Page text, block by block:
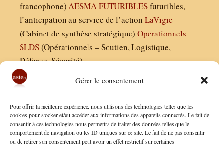
Gérer le consentement
Pour offrir la meilleure expérience, nous utilisons des technologies telles que les
cookies pour stocker et/ou accéder aux informations des appareils connectés. Le fait de
consentir à ces technologies nous permettra de traiter des données telles que le
comportement de navigation ou les ID uniques sur ce site. Le fait de ne pas consentir
ou de retirer son consentement peut avoir un effet restrictif sur certaines
francophone) AESMAFUTURIBLESfuturibles,
l’anticipation au service de l’action LaVigie
(Cabinet de synthèse stratégique) Operationnels
SLDS(Opérationnels – Soutien, Logistique,
Défense, Sécurité)
Finaldées EURL
Siège social : 13 avenue Boudon, 75016, Paris
Nous contacter